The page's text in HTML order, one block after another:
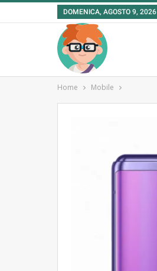
DOMENICA, AGOSTO 9, 2026
Home Mobile